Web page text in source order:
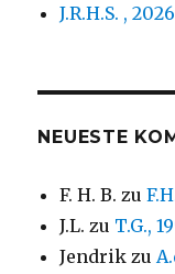
J.R.H.S. , 2026
NEUESTE
F. H. B. zu
J.L. zu T.G.,
Jendrik zu